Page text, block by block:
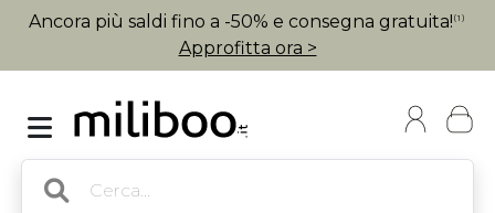
Ancora più saldi fino a -50% e consegna gratuita! (1)
Approfitta ora >